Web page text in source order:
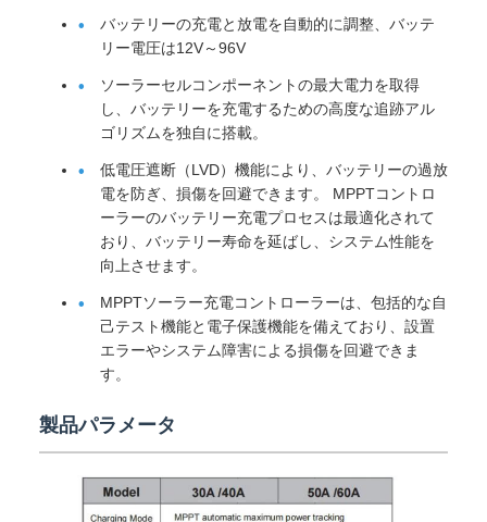
バッテリーの充電と放電を自動的に調整、バッテ
リー電圧は12V～96V
ソーラーセルコンポーネントの最大電力を取得
し、バッテリーを充電するための高度な追跡アル
ゴリズムを独自に搭載。
低電圧遮断（LVD）機能により、バッテリーの過放
電を防ぎ、損傷を回避できます。 MPPTコントロ
ーラーのバッテリー充電プロセスは最適化されて
おり、バッテリー寿命を延ばし、システム性能を
向上させます。
MPPTソーラー充電コントローラーは、包括的な自
己テスト機能と電子保護機能を備えており、設置
エラーやシステム障害による損傷を回避できま
す。
製品パラメータ